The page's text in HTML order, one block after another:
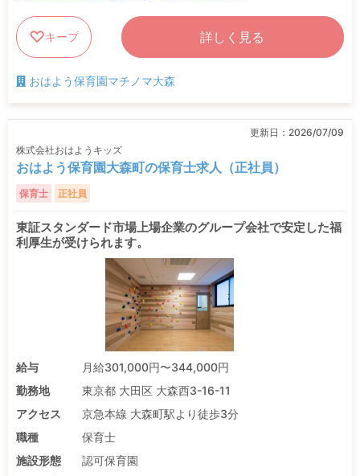
キープ 詳しく見る
おはよう保育園マチノマ大森
更新日： 2026/07/09
株式会社おはようキッズ
おはよう保育園大森町の保育士求人（正社員）
保育士 正社員
東証スタンダード市場上場企業のグループ会社で安定した福
利厚生が受けられます。
給与
月給301,000円〜344,000円
勤務地
東京都 大田区 大森西3-16-11
アクセス
京急本線 大森町駅より徒歩3分
職種
保育士
施設形態
認可保育園